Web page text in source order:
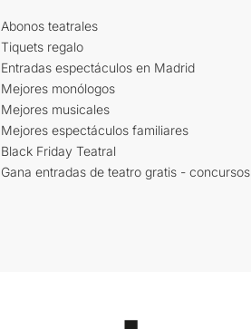
Abonos teatrales
Tiquets regalo
Entradas espectáculos en Madrid
Mejores monólogos
Mejores musicales
Mejores espectáculos familiares
Black Friday Teatral
Gana entradas de teatro gratis - concursos